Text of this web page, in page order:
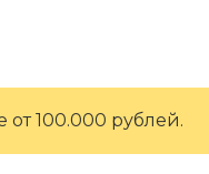
от 100.000 рублей.